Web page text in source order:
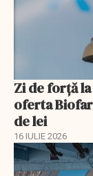
Zi de forță la
oferta
de lei
16 IULIE 2026